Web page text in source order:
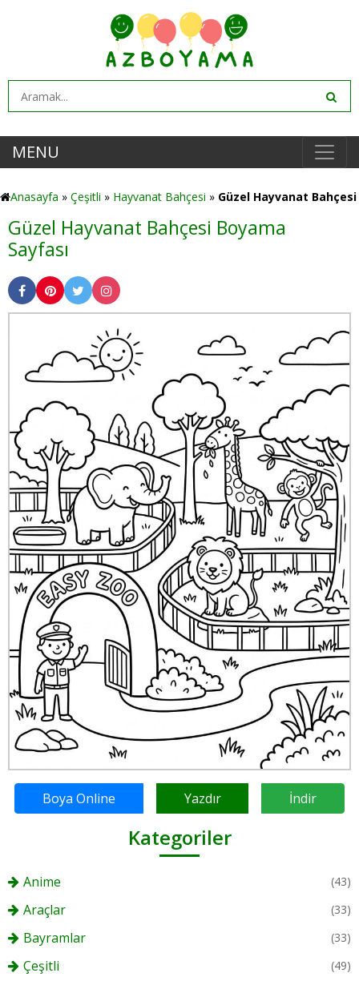
MENU
Anasayfa » Çeşitli » Hayvanat Bahçesi » Güzel Hayvanat Bahçesi
Güzel Hayvanat Bahçesi Boyama
Sayfası
Boya Online Yazdır İndir
Kategoriler
Anime (43)
Araçlar (33)
Bayramlar (33)
Çeşitli (49)